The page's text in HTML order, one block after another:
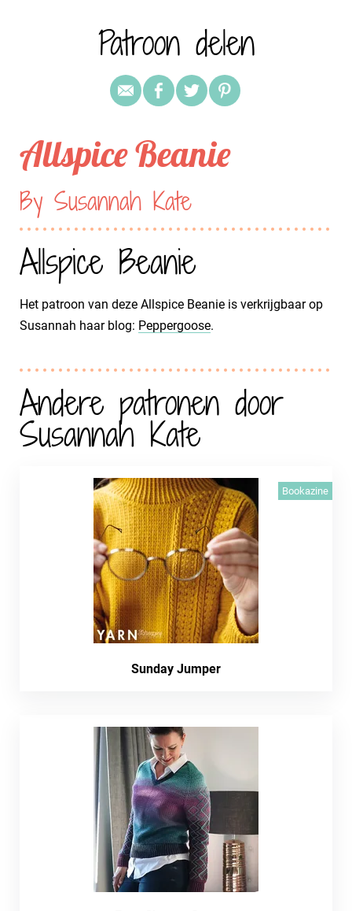
Patroon delen
Allspice Beanie
By Susannah Kate
Allspice Beanie
Het patroon van deze Allspice Beanie is verkrijgbaar op
Susannah haar blog: Peppergoose.
Andere patronen door
Susannah Kate
Bookazine
Sunday Jumper